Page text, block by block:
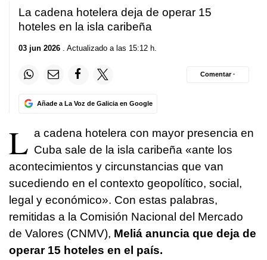
La cadena hotelera deja de operar 15
hoteles en la isla caribeña
03 jun 2026 . Actualizado a las 15:12 h.
Añade a La Voz de Galicia en Google
Comentar ·
L a cadena hotelera con mayor presencia en
Cuba sale de la isla caribeña «ante los
acontecimientos y circunstancias que van
sucediendo en el contexto geopolítico, social,
legal y económico». Con estas palabras,
remitidas a la Comisión Nacional del Mercado
de Valores (CNMV), Meliá anuncia que deja de
operar 15 hoteles en el país.